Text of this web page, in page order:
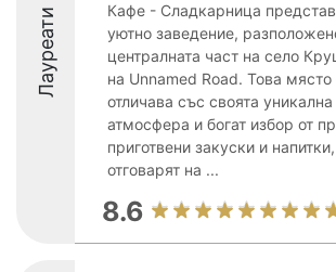
Лауреати
Кафе - Сладкарница
уютно заведение,
централната част на село
на Unnamed Road. Това място
отличава със своята уникална
атмосфера и богат избор от
приготвени закуски и
отговарят на ...
8.6